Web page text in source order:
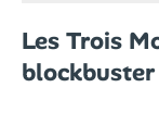
Les Trois